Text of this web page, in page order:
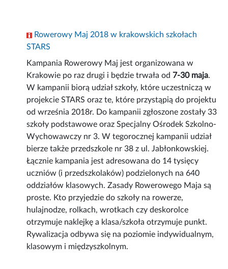
Rowerowy Maj 2018 w krakowskich szkołach
STARS
Kampania Rowerowy Maj jest organizowana w
Krakowie po raz drugi i będzie trwała od 7-30 maja.
W kampanii biorą udział szkoły, które uczestniczą w
projekcie STARS oraz te, które przystąpią do projektu
od września 2018r. Do kampanii zgłoszone zostały 33
szkoły podstawowe oraz Specjalny Ośrodek Szkolno-
Wychowawczy nr 3. W tegorocznej kampanii udział
bierze także przedszkole nr 38 z ul. Jabłonkowskiej.
Łącznie kampania jest adresowana do 14 tysięcy
uczniów (i przedszkolaków) podzielonych na 640
oddziałów klasowych. Zasady Rowerowego Maja są
proste. Kto przyjedzie do szkoły na rowerze,
hulajnodze, rolkach, wrotkach czy deskorolce
otrzymuje naklejkę a klasa/szkoła otrzymuje punkt.
Rywalizacja odbywa się na poziomie indywidualnym,
klasowym i międzyszkolnym.